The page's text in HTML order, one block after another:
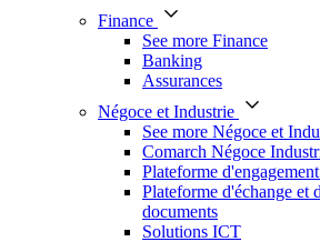
Finance
See more Finance
Banking
Assurances
Négoce et Industrie
See more Négoce et
Comarch Négoce
Plateforme
Plateforme d'échange et
documents
Solutions ICT